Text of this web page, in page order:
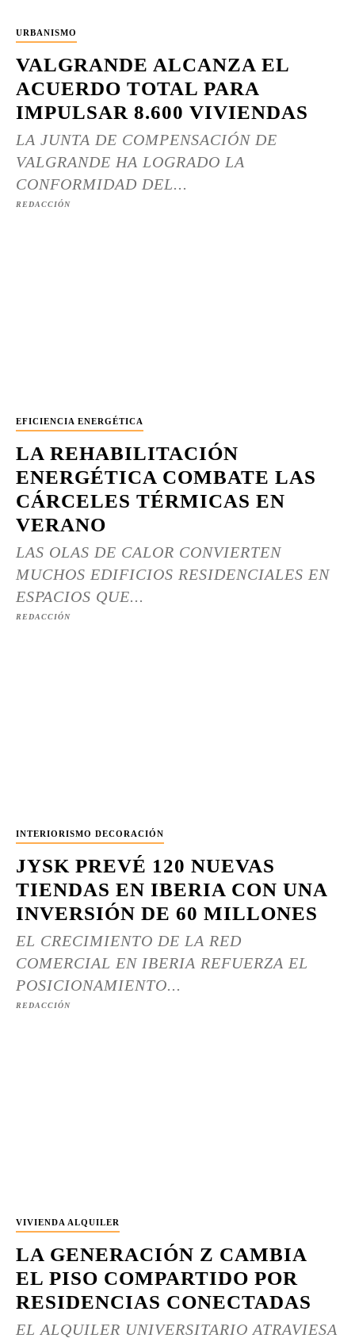
URBANISMO
VALGRANDE ALCANZA EL
ACUERDO TOTAL PARA
IMPULSAR 8.600 VIVIENDAS
LA JUNTA DE COMPENSACIÓN DE
VALGRANDE HA LOGRADO LA
CONFORMIDAD DEL...
REDACCIÓN
EFICIENCIA ENERGÉTICA
LA REHABILITACIÓN
ENERGÉTICA COMBATE LAS
CÁRCELES TÉRMICAS EN
VERANO
LAS OLAS DE CALOR CONVIERTEN
MUCHOS EDIFICIOS RESIDENCIALES EN
ESPACIOS QUE...
REDACCIÓN
INTERIORISMO DECORACIÓN
JYSK PREVÉ 120 NUEVAS
TIENDAS EN IBERIA CON UNA
INVERSIÓN DE 60 MILLONES
EL CRECIMIENTO DE LA RED
COMERCIAL EN IBERIA REFUERZA EL
POSICIONAMIENTO...
REDACCIÓN
VIVIENDA ALQUILER
LA GENERACIÓN Z CAMBIA
EL PISO COMPARTIDO POR
RESIDENCIAS CONECTADAS
EL ALQUILER UNIVERSITARIO ATRAVIESA